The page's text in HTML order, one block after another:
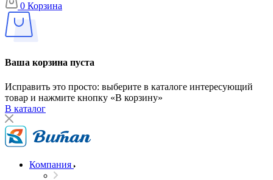
0 Корзина
Ваша корзина пуста
Исправить это просто: выберите в каталоге интересующий
товар и нажмите кнопку «В корзину»
В каталог
Компания